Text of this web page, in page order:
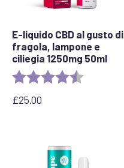
E-liquido CBD al gusto di
fragola, lampone e
ciliegia 1250mg 50ml
Valutazione:
£25.00